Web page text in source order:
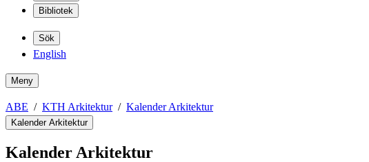
Bibliotek
Sök
English
Meny
ABE KTH Arkitektur Kalender Arkitektur
Kalender Arkitektur
Kalender Arkitektur